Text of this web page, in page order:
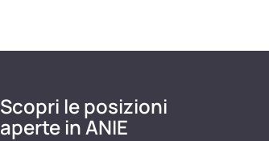
Scopri le posizioni
aperte in ANIE